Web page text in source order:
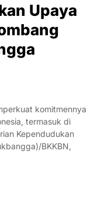
Upaya
komitmennya
termasuk di
Kependudukan
BKKBN,